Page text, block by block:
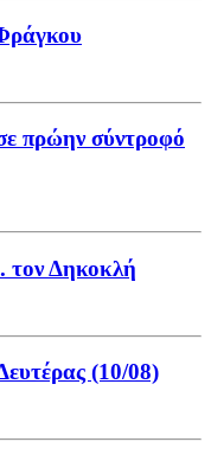
πρώην σύντροφό
τον Δηκοκλή
(10/08)